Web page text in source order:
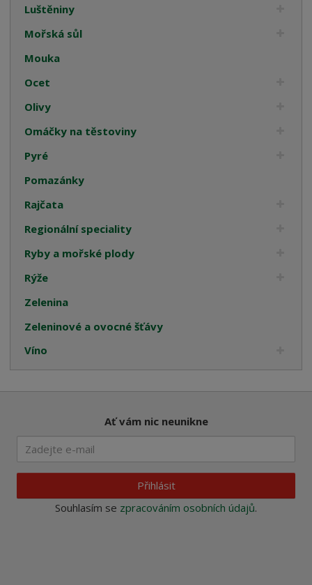
Luštěniny
Mořská sůl
Mouka
Ocet
Olivy
Omáčky na těstoviny
Pyré
Pomazánky
Rajčata
Regionální speciality
Ryby a mořské plody
Rýže
Zelenina
Zeleninové a ovocné šťávy
Víno
Ať vám nic neunikne
Přihlásit
Souhlasím se zpracováním osobních údajů.